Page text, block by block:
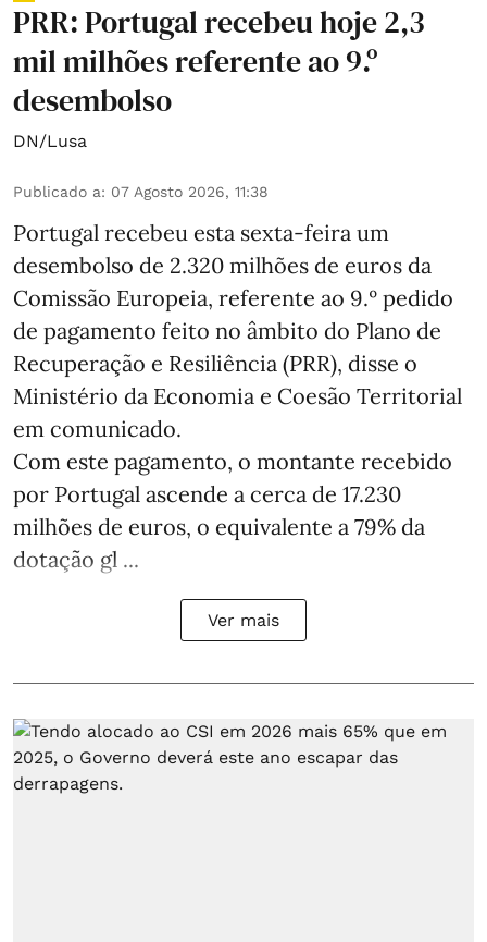
PRR: Portugal recebeu hoje 2,3
mil milhões referente ao 9.º
desembolso
DN/Lusa
Publicado a: 07 Agosto 2026, 11:38
Portugal recebeu esta sexta-feira um
desembolso de 2.320 milhões de euros da
Comissão Europeia, referente ao 9.º pedido
de pagamento feito no âmbito do Plano de
Recuperação e Resiliência (PRR), disse o
Ministério da Economia e Coesão Territorial
em comunicado.
Com este pagamento, o montante recebido
por Portugal ascende a cerca de 17.230
milhões de euros, o equivalente a 79% da
dotação gl ...
Ver mais